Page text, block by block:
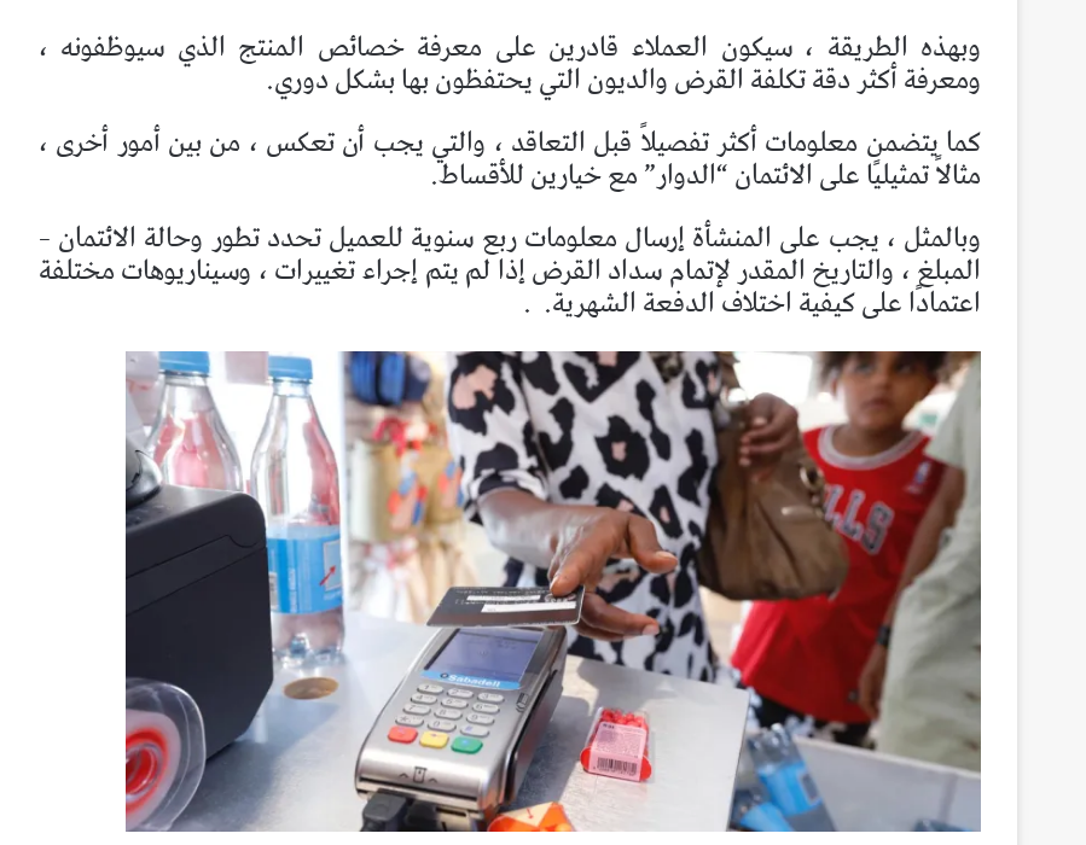
وبهذه الطريقة ، سيكون العملاء قادرين على معرفة خصائص المنتج الذي سيوظفونه ،
ومعرفة أكثر دقة تكلفة القرض والديون التي يحتفظون بها بشكل دوري.
كما يتضمن معلومات أكثر تفصيلاً قبل التعاقد ، والتي يجب أن تعكس ، من بين أمور أخرى ،
مثالاً تمثيليًا على الائتمان “الدوار” مع خيارين للأقساط.
وبالمثل ، يجب على المنشأة إرسال معلومات ربع سنوية للعميل تحدد تطور وحالة الائتمان –
المبلغ ، والتاريخ المقدر لإتمام سداد القرض إذا لم يتم إجراء تغييرات ، وسيناريوهات مختلفة
اعتمادًا على كيفية اختلاف الدفعة الشهرية. .